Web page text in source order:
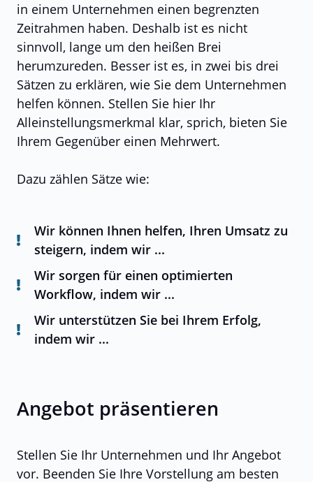
in einem Unternehmen einen begrenzten
Zeitrahmen haben. Deshalb ist es nicht
sinnvoll, lange um den heißen Brei
herumzureden. Besser ist es, in zwei bis drei
Sätzen zu erklären, wie Sie dem Unternehmen
helfen können. Stellen Sie hier Ihr
Alleinstellungsmerkmal klar, sprich, bieten Sie
Ihrem Gegenüber einen Mehrwert.
Dazu zählen Sätze wie:
Wir können Ihnen helfen, Ihren Umsatz zu
steigern, indem wir ...
Wir sorgen für einen optimierten
Workflow, indem wir ...
Wir unterstützen Sie bei Ihrem Erfolg,
indem wir ...
Angebot präsentieren
Stellen Sie Ihr Unternehmen und Ihr Angebot
vor. Beenden Sie Ihre Vorstellung am besten